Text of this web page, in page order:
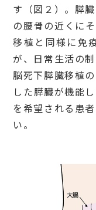
す（図２）。膵
の腰骨の近くに
移植と同様に免
が、日常生活の
脳死下膵臓移植
した膵臓が機能
を希望される患
い。